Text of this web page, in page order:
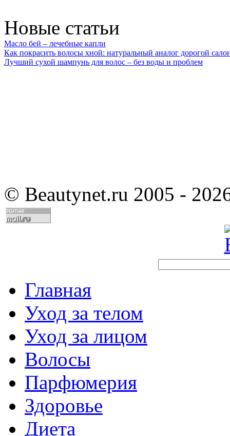
Новые статьи
Масло бей – лечебные капли
Как покрасить волосы хной: натуральный аналог дорогой
Лучший сухой шампунь для волос – без воды и проблем
© Beautynet.ru 2005 -
Главная
Уход за телом
Уход за лицом
Волосы
Парфюмерия
Здоровье
Диета